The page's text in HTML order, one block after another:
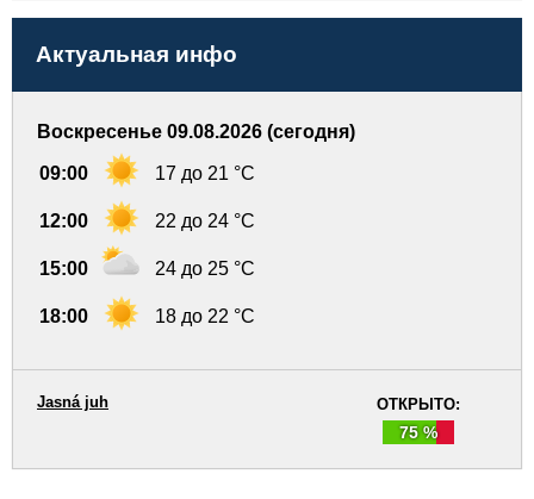
Актуальная инфо
Воскресенье 09.08.2026 (сегодня)
09:00 17 до 21 °C
12:00 22 до 24 °C
15:00 24 до 25 °C
18:00 18 до 22 °C
ОТКРЫТО:
75 %
Jasná juh